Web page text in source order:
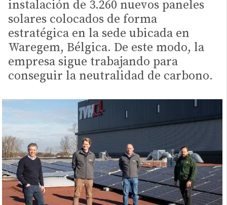
instalación de 3.260 nuevos paneles
solares colocados de forma
estratégica en la sede ubicada en
Waregem, Bélgica. De este modo, la
empresa sigue trabajando para
conseguir la neutralidad de carbono.